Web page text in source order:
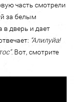
часть смотрели
за белым
в дверь и дает
“Алилуйа!
Вот, смотрите